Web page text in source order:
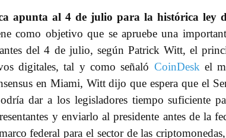
apunta al 4 de julio para la histórica ley
como objetivo que se apruebe una
del 4 de julio, según Patrick Witt, el
digitales, tal y como señaló CoinDeskel
en Miami, Witt dijo que espera que el
dar a los legisladores tiempo suficiente
y enviarlo al presidente antes de la
federal para el sector de las